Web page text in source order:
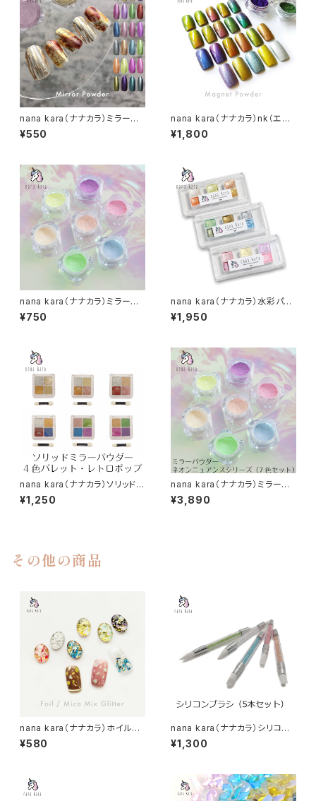
nana kara（ナナカラ）ミラーパ
ウダー（全24色）
¥550
nana kara（ナナカラ）nk（エヌ
ケー）マグネットパウダー
¥1,800
nana kara（ナナカラ）ミラーパ
ウダー ネオンニュアンスシリー
ズ
¥750
nana kara（ナナカラ）水彩パレ
ット
¥1,950
nana kara（ナナカラ）ソリッドミ
ラーパウダー・4色パレット・レト
ロポップ
¥1,250
nana kara（ナナカラ）ミラーパ
ウダー ネオンニュアンスシリー
ズ（7色セット）
¥3,890
その他の商品
nana kara（ナナカラ）ホイル／
マイカMIXグリッター（全6種）
¥580
nana kara（ナナカラ）シリコン
ブラシ（5本セット）
¥1,300